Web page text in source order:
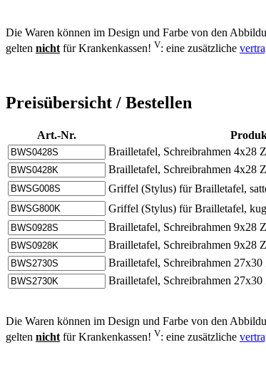
Die Waren können im Design und Farbe von den
gelten nicht für Krankenkassen! V: eine zusätzliche
Preisübersicht / Bestellen
Art.-Nr.
Brailletafel, Schreibrahmen 4x28
Brailletafel, Schreibrahmen 4x28
Griffel (Stylus) für Brailletafel,
Griffel (Stylus) für Brailletafel,
Brailletafel, Schreibrahmen 9x28
Brailletafel, Schreibrahmen 9x28
Brailletafel, Schreibrahmen
Brailletafel, Schreibrahmen
Die Waren können im Design und Farbe von den
gelten nichtfür Krankenkassen! V: eine zusätzliche